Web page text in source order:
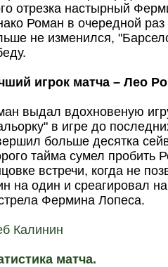
отрезка настырный
Роман в очередной
не изменился,
игрок матча – Лео
выдал вдохновеную
в игре до
больше десятка
тайма сумел пробить
встречи, когда не
на один и среагировал
Фермина Лопеса.
Калинин
матча.